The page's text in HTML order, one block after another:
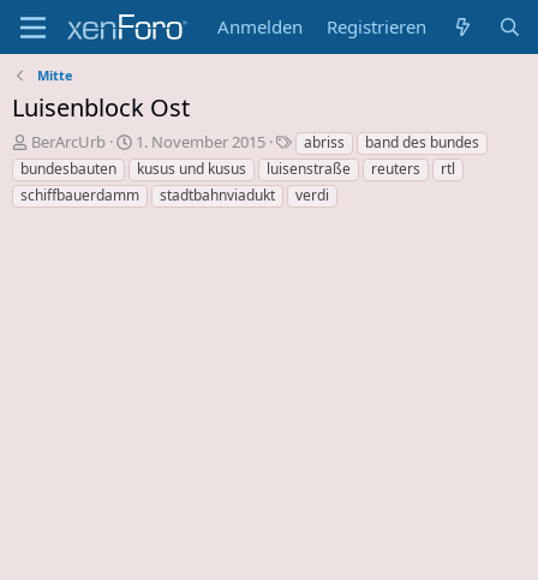
Anmelden Registrieren
Mitte
Luisenblock Ost
E
r
s
t
BerArcUrb
E
r
s
t
1. November 2015
S
c
h
l
abriss
band des bundes
bundesbauten
kusus und kusus luisenstraße reuters
rtl
schiffbauerdamm
stadtbahnviadukt verdi